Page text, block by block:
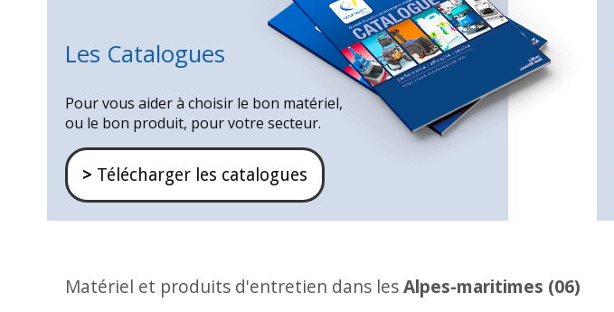
Les Catalogues
Pour vous aider à choisir le bon matériel,
ou le bon produit, pour votre secteur.
> Télécharger les catalogues
Matériel et produits d'entretien dans lesAlpes-maritimes (06)